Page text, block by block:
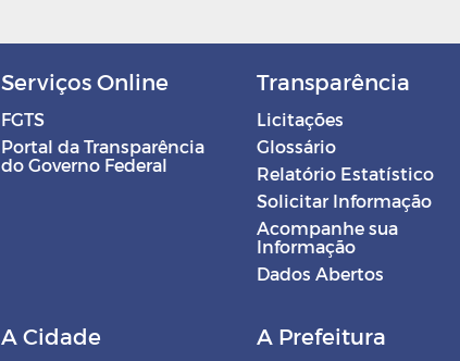
Serviços Online
FGTS
Portal da Transparência
do Governo Federal
Transparência
Licitações
Glossário
Relatório Estatístico
Solicitar Informação
Acompanhe sua
Informação
Dados Abertos
A Cidade A Prefeitura